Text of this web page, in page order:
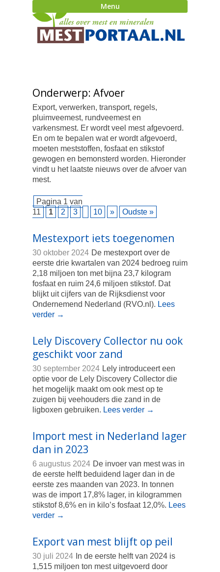
Menu
Onderwerp: Afvoer
Export, verwerken, transport, regels,
pluimveemest, rundveemest en
varkensmest. Er wordt veel mest afgevoerd.
En om te bepalen wat er wordt afgevoerd,
moeten meststoffen, fosfaat en stikstof
gewogen en bemonsterd worden. Hieronder
vindt u het laatste nieuws over de afvoer van
mest.
Pagina 1 van
11
1 2 3 10 » Oudste »
Mestexport iets toegenomen
30 oktober 2024 De mestexport over de
eerste drie kwartalen van 2024 bedroeg ruim
2,18 miljoen ton met bijna 23,7 kilogram
fosfaat en ruim 24,6 miljoen stikstof. Dat
blijkt uit cijfers van de Rijksdienst voor
Ondernemend Nederland (RVO.nl). Lees
verder →
Lely Discovery Collector nu ook
geschikt voor zand
30 september 2024 Lely introduceert een
optie voor de Lely Discovery Collector die
het mogelijk maakt om ook mest op te
zuigen bij veehouders die zand in de
ligboxen gebruiken. Lees verder →
Import mest in Nederland lager
dan in 2023
6 augustus 2024 De invoer van mest was in
de eerste helft beduidend lager dan in de
eerste zes maanden van 2023. In tonnen
was de import 17,8% lager, in kilogrammen
stikstof 8,6% en in kilo’s fosfaat 12,0%. Lees
verder →
Export van mest blijft op peil
30 juli 2024 In de eerste helft van 2024 is
1,515 miljoen ton mest uitgevoerd door